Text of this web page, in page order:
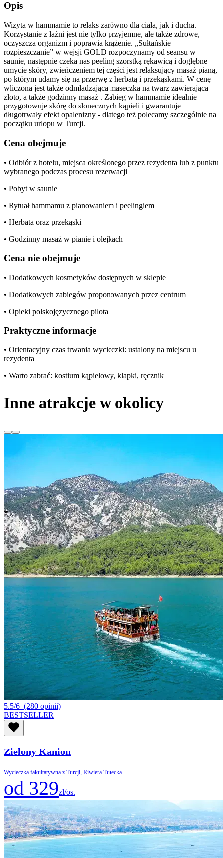
Opis
Wizyta w hammamie to relaks zarówno dla ciała, jak i ducha.
Korzystanie z łaźni jest nie tylko przyjemne, ale także zdrowe,
oczyszcza organizm i poprawia krążenie. „Sułtańskie
rozpieszczanie” w wejsji GOLD rozpoczynamy od seansu w
saunie, następnie czeka nas peeling szorstką rękawicą i dogłębne
umycie skóry, zwieńczeniem tej części jest relaksujący masaż pianą,
po którym udamy się na przerwę z herbatą i przekąskami. W cenę
wliczona jest także odmładzająca maseczka na twarz zawierająca
złoto, a także godzinny masaż . Zabieg w hammamie idealnie
przygotowuje skórę do słonecznych kąpieli i gwarantuje
długotrwały efekt opalenizny - dlatego też polecamy szczególnie na
początku urlopu w Turcji.
Cena obejmuje
• Odbiór z hotelu, miejsca określonego przez rezydenta lub z punktu
wybranego podczas procesu rezerwacji
• Pobyt w saunie
• Rytuał hammamu z pianowaniem i peelingiem
• Herbata oraz przekąski
• Godzinny masaż w pianie i olejkach
Cena nie obejmuje
• Dodatkowych kosmetyków dostępnych w sklepie
• Dodatkowych zabiegów proponowanych przez centrum
• Opieki polskojęzycznego pilota
Praktyczne informacje
• Orientacyjny czas trwania wycieczki: ustalony na miejscu u
rezydenta
• Warto zabrać: kostium kąpielowy, klapki, ręcznik
Inne atrakcje w okolicy
5.5/6 (280 opinii)
BESTSELLER
Zielony Kanion
Wycieczka fakultatywna z Turcji, Riwiera Turecka
od 329zł/os.